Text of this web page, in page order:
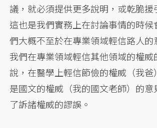
議，就必須提供更多說明，或乾脆援
這也是我們實務上在討論事情的時候
們大概不至於在專業領域輕信路人
我們在專業領域輕信其他領域的權威
說，在醫學上輕信節儉的權威（我
是國文的權威（我的國文老師）的
了訴諸權威的謬誤。